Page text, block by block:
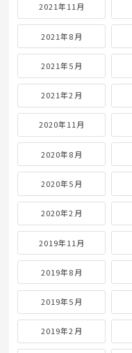
2021年11月
2021年8月
2021年5月
2021年2月
2020年11月
2020年8月
2020年5月
2020年2月
2019年11月
2019年8月
2019年5月
2019年2月